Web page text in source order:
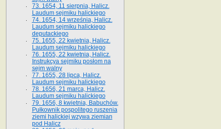
73. 1654, 11 sierpnia, Halicz.
Laudum sejmiku halickiego
74. 1654, 14 września, Halicz.
Laudum sejmiku halickiego
deputackiego
75. 1655, 22 kwietnia, Halicz.
Laudum sejmiku halickiego
76. 1655, 22 kwietnia, Halicz.
Instrukcya sejmiku posłom na
sejm walny
77. 1655, 28 lipca, Halicz.
Laudum sejmiku halickiego
78. 1656, 21 marca, Halicz.
Laudum sejmiku halickiego
79. 1656, 8 kwietnia, Babuchów.
Pułkownik pospolitego ruszenia
ziemi halickiej wzywa ziemian
pod Halicz